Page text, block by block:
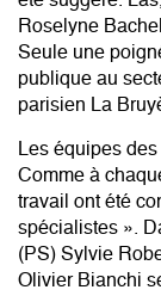
Roselyne
Seule une
publique au
parisien La
Les équipes
Comme à
travail ont été
spécialistes ».
(PS) Sylvie
Olivier Bianchi